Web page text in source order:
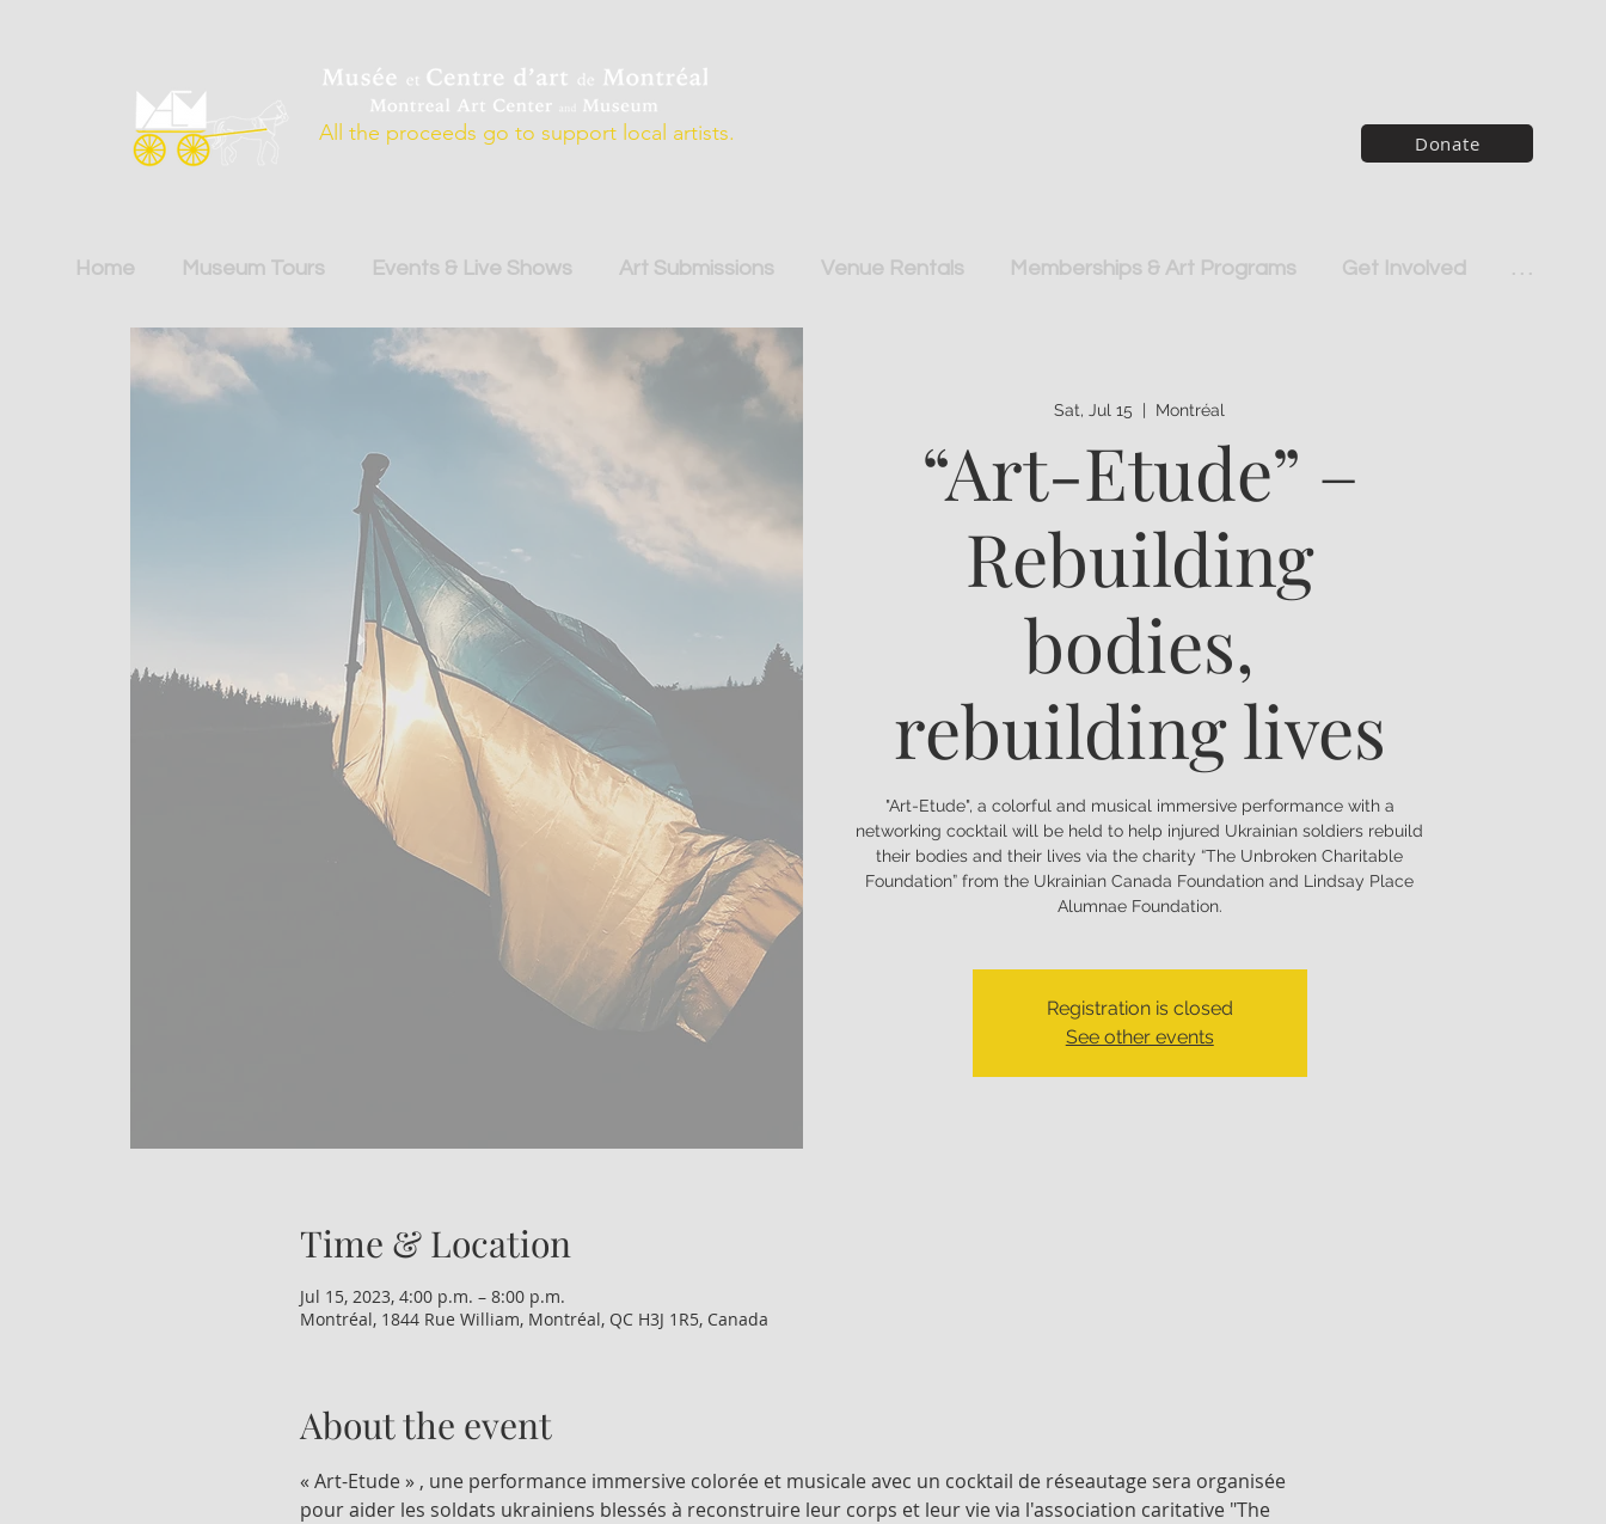
All the proceeds go to support local artists. Donate
Home Museum Tours Events & Live Shows Art Submissions Venue Rentals Memberships & Art Programs Get Involved . . .
Sat, Jul 15 Montréal
“Art-Etude” –
Rebuilding
bodies,
rebuilding lives
"Art-Etude", a colorful and musical immersive performance with a
networking cocktail will be held to help injured Ukrainian soldiers rebuild
their bodies and their lives via the charity “The Unbroken Charitable
Foundation” from the Ukrainian Canada Foundation and Lindsay Place
Alumnae Foundation.
Registration is closed
See other events
Time & Location
Jul 15, 2023, 4:00 p.m. – 8:00 p.m.
Montréal, 1844 Rue William, Montréal, QC H3J 1R5, Canada
About the event
« Art-Etude » , une performance immersive colorée et musicale avec un cocktail de réseautage sera organisée
pour aider les soldats ukrainiens blessés à reconstruire leur corps et leur vie via l'association caritative "The